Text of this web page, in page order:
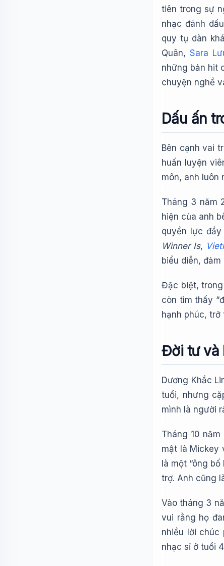
tiên trong sự
nhạc đánh
quy tụ dàn
Quân, Sara
những bản hit
chuyện nghề
Dấu ấn
Bên cạnh vai
huấn luyện
môn, anh luôn
Tháng 3 năm
hiện của anh
quyền lực
Winner Is,
biểu diễn,
Đặc biệt,
còn tìm thấy
hạnh phúc,
Đời tư và
Dương Khắc
tuổi, nhưng
mình là người
Tháng 10
mật là Mickey
là một “ông
trợ. Anh cũng
Vào tháng 3
vui rằng họ
nhiều lời chúc
nhạc sĩ ở tuổi